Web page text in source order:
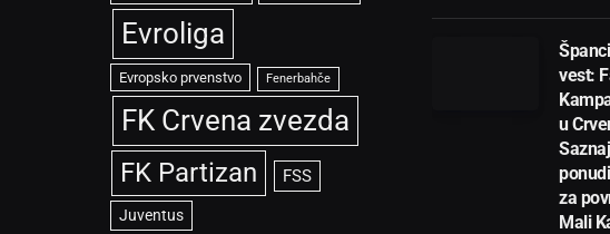
Evroliga
Evropsko prvenstvo Fenerbahče
FK Crvena zvezda
FK Partizan FSS
Juventus
vest:
u
za
Mali